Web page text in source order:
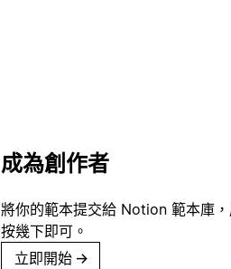
成為創作者
將你的範本提交給 Notion 範本庫
按幾下即可。
立即開始 →